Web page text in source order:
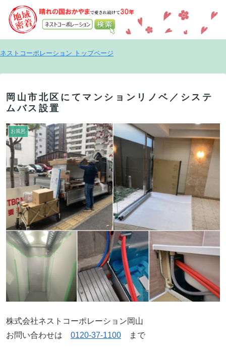
ネストコーポレーション トップページ
岡山市北区にてマンションリノベ／システ
ムバス設置
お風呂
株式会社ネストコーポレーション岡山
お問い合わせは 0120-37-1100 まで